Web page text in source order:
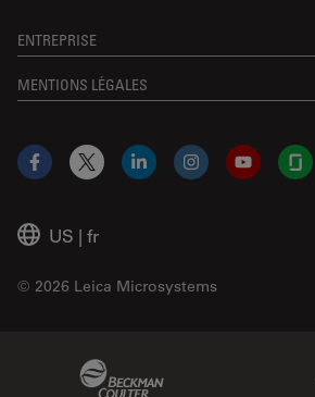
ENTREPRISE
MENTIONS LÉGALES
US | fr
© 2026 Leica Microsystems
Facebook
X LinkedInInstagramYouTube